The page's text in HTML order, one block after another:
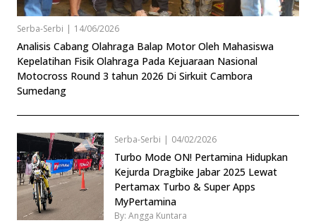
Serba-Serbi 14/06/2026
Analisis Cabang Olahraga Balap Motor Oleh Mahasiswa
Kepelatihan Fisik Olahraga Pada Kejuaraan Nasional
Motocross Round 3 tahun 2026 Di Sirkuit Cambora
Sumedang
Serba-Serbi 04/02/2026
Turbo Mode ON! Pertamina Hidupkan
Kejurda Dragbike Jabar 2025 Lewat
Pertamax Turbo & Super Apps
MyPertamina
By: Angga Kuntara